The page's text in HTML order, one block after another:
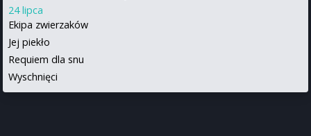
24 lipca
Ekipa zwierzaków
Jej piekło
Requiem dla snu
Wyschnięci